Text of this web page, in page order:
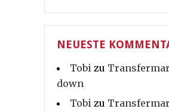
NEUESTE
Tobi zu
down
Tobi zu